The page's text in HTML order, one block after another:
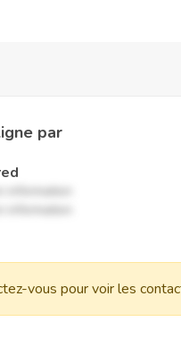
par
vous pour voir les